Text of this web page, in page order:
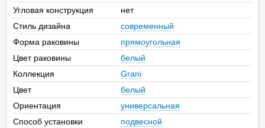
Угловая конструкция
нет
Стиль дизайна
современный
Форма раковины
прямоугольная
Цвет раковины
белый
Коллекция
Grani
Цвет
белый
Ориентация
универсальная
Способ установки
подвесной